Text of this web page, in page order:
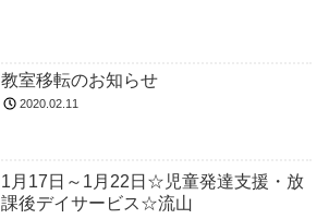
教室移転のお知らせ
2020.02.11
1月17日～1月22日☆児童発達支援・放
課後デイサービス☆流山